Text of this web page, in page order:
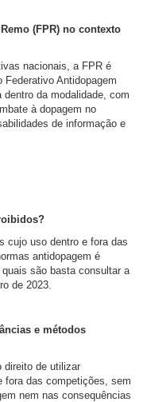
(FPR) no contexto
nacionais, a FPR é
Federativo Antidopagem
da modalidade, com
à dopagem no
de informação e
cujo uso dentro e fora das
antidopagem é
são basta consultar a
de 2023.
e métodos
direito de utilizar
fora das competições, sem
nem nas consequências